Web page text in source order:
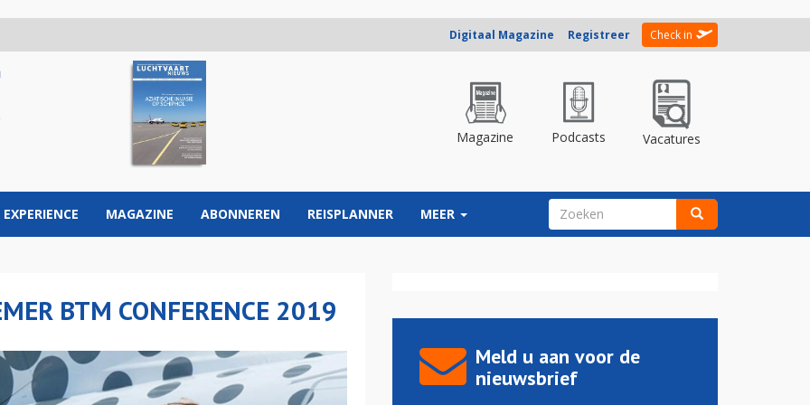
Digitaal Magazine Registreer Check in
Magazine Podcasts Vacatures
EXPERIENCE MAGAZINE ABONNEREN REISPLANNER MEER ZOEKVELD
BTM CONFERENCE 2019
Meld u aan voor de
nieuwsbrief